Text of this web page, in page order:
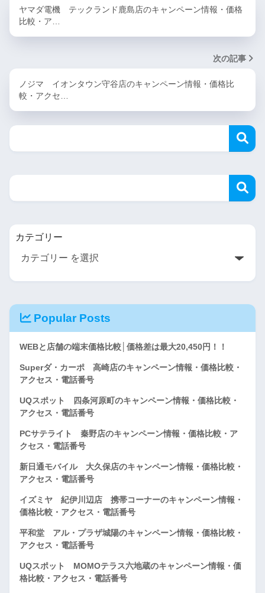
ヤマダ電機 テックランド鹿島店のキャンペーン情報・価格
比較・ア…
次の記事
ノジマ イオンタウン守谷店のキャンペーン情報・価格比
較・アクセ…
カテゴリー
Popular Posts
WEBと店舗の端末価格比較│価格差は最大20,450円！！
Superダ・カーポ 高崎店のキャンペーン情報・価格比較・
アクセス・電話番号
UQスポット 四条河原町のキャンペーン情報・価格比較・
アクセス・電話番号
PCサテライト 秦野店のキャンペーン情報・価格比較・ア
クセス・電話番号
新日通モバイル 大久保店のキャンペーン情報・価格比較・
アクセス・電話番号
イズミヤ 紀伊川辺店 携帯コーナーのキャンペーン情報・
価格比較・アクセス・電話番号
平和堂 アル・プラザ城陽のキャンペーン情報・価格比較・
アクセス・電話番号
UQスポット MOMOテラス六地蔵のキャンペーン情報・価
格比較・アクセス・電話番号